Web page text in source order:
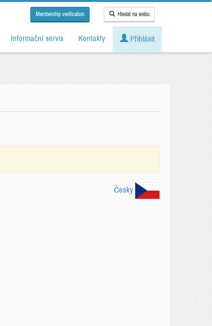
Membership verification Hledat na webu
Informační servis Kontakty Přihlásit
Česky